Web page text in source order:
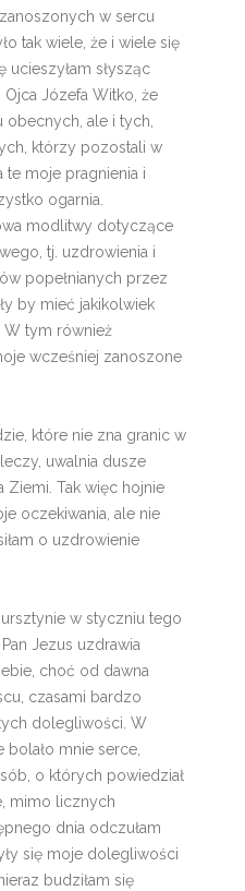
w sercu
tak wiele, że i wiele się
ucieszyłam słysząc
Ojca Józefa Witko, że
obecnych, ale i tych,
którzy pozostali w
te moje pragnienia i
ogarnia.
modlitwy dotyczące
tj. uzdrowienia i
popełnianych przez
by mieć jakikolwiek
W tym również
wcześniej zanoszone
które nie zna granic w
uwalnia dusze
Ziemi. Tak więc hojnie
oczekiwania, ale nie
o uzdrowienie
w styczniu tego
Jezus uzdrawia
choć od dawna
czasami bardzo
dolegliwości. W
mnie serce,
o których powiedział
mimo licznych
dnia odczułam
się moje dolegliwości
budziłam się